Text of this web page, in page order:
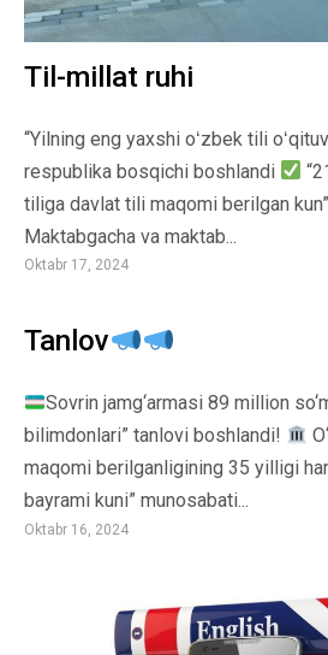
Til-millat ruhi
“Yilning eng yaxshi oʻzbek tili
respublika bosqichi boshlandi
tiliga davlat tili maqomi berilgan
Maktabgacha va maktab...
Oktabr 17, 2024
Tanlov
Sovrin jamg‘armasi 89 million
bilimdonlari” tanlovi boshlandi!
maqomi berilganligining 35 yilligi
bayrami kuni” munosabati...
Oktabr 16, 2024